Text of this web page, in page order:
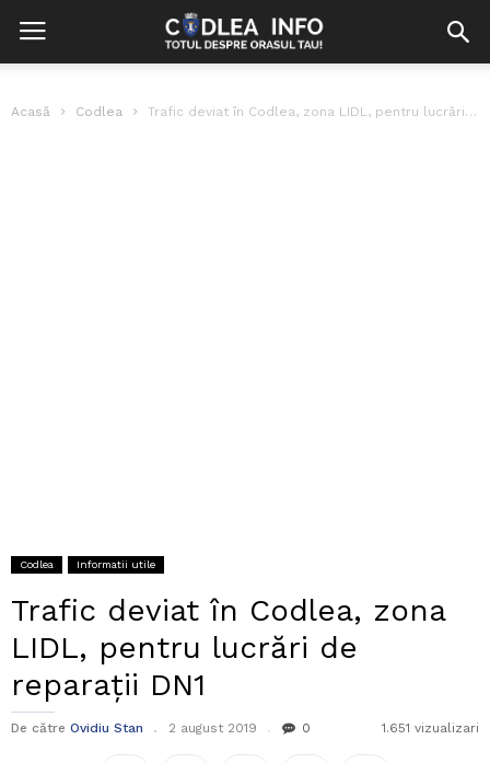
Acasă Codlea Trafic deviat în Codlea, zona LIDL, pentru lucrări de reparații DN1
Codlea Informatii utile
Trafic deviat în Codlea, zona
LIDL, pentru lucrări de
reparații DN1
De către Ovidiu Stan 2 august 2019 0 1.651 vizualizari